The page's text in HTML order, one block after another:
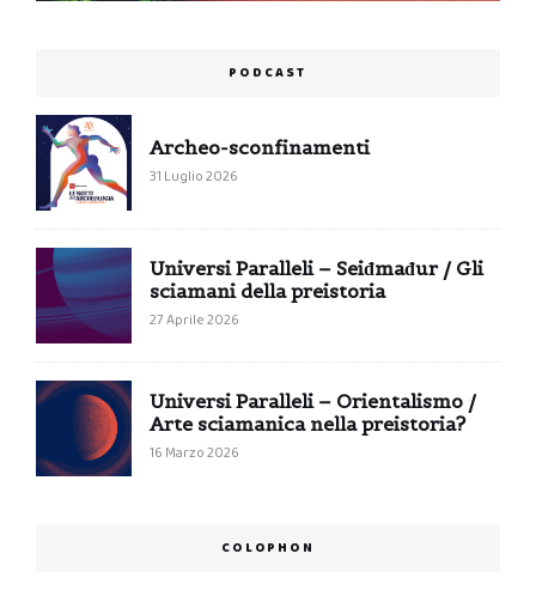
PODCAST
Archeo-sconfinamenti
31 Luglio 2026
Universi Paralleli – Seiđmađur / Gli
sciamani della preistoria
27 Aprile 2026
Universi Paralleli – Orientalismo /
Arte sciamanica nella preistoria?
16 Marzo 2026
COLOPHON